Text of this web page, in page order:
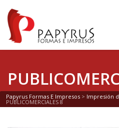
Papyrus Formas E Impresos > Impresión
PUBLICOMERCIALES 8